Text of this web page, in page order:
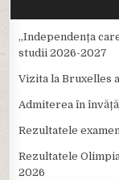
,,Independența
studii 2026-2027
Vizita la Bruxelles
Admiterea în
Rezultatele
Rezultatele
2026